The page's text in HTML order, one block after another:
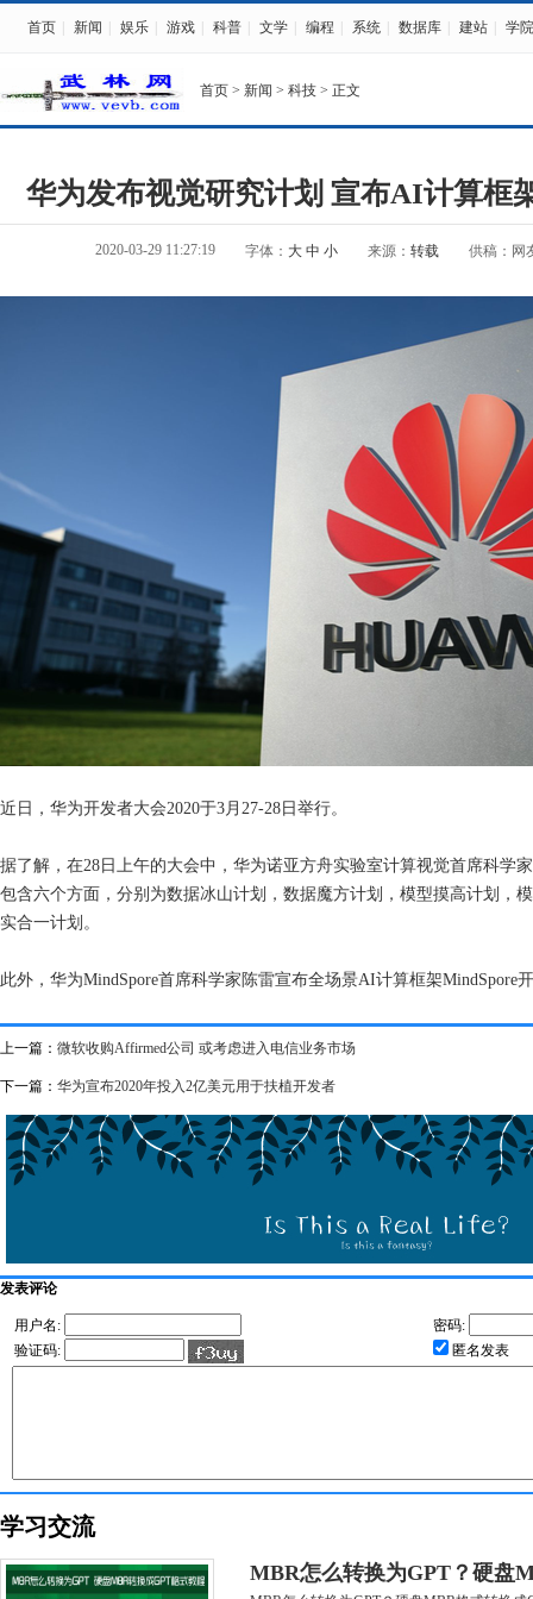
首页 新闻 娱乐 游戏 科普 文学 编程 系统 数据库 建站 学院
首页 > 新闻 > 科技 > 正文
华为发布视觉研究计划 宣布AI计算框
2020-03-29 11:27:19 字体： 大 中 小 来源： 转载 供稿：网
近日，华为开发者大会2020于3月27-28日举行。
据了解，在28日上午的大会中，华为诺亚方舟实验室计算视觉首席科学
包含六个方面，分别为数据冰山计划，数据魔方计划，模型摸高计划，
实合一计划。
此外，华为MindSpore首席科学家陈雷宣布全场景AI计算框架MindSpore
上一篇： 微软收购Affirmed公司 或考虑进入电信业务市场
下一篇： 华为宣布2020年投入2亿美元用于扶植开发者
发表评论
用户名:
密码:
验证码:
匿名发表
学习交流
MBR怎么转换为GPT？硬盘